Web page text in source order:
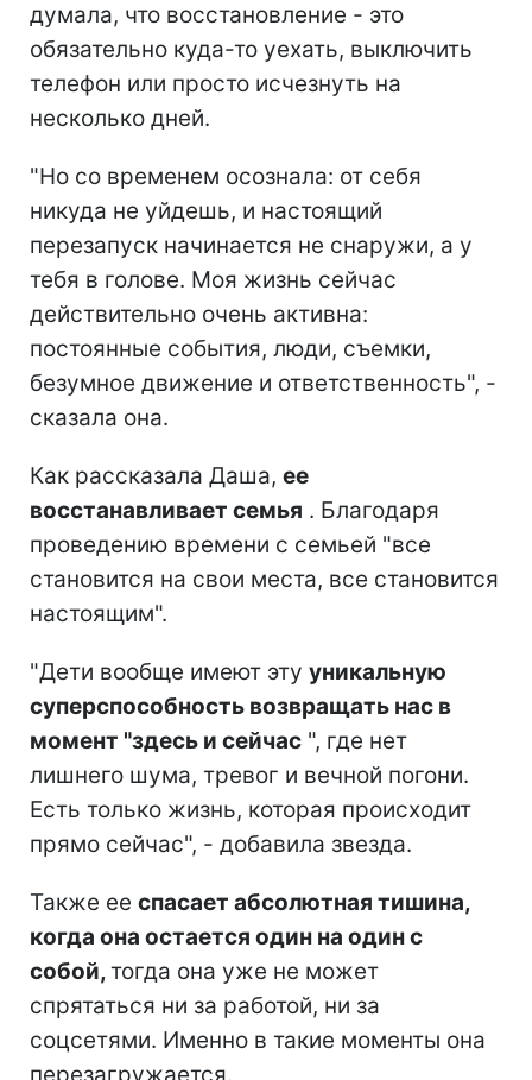
думала, что восстановление - это
обязательно куда-то уехать, выключить
телефон или просто исчезнуть на
несколько дней.
"Но со временем осознала: от себя
никуда не уйдешь, и настоящий
перезапуск начинается не снаружи, а у
тебя в голове. Моя жизнь сейчас
действительно очень активна:
постоянные события, люди, съемки,
безумное движение и ответственность", -
сказала она.
Как рассказала Даша, ее
восстанавливает семья . Благодаря
проведению времени с семьей "все
становится на свои места, все становится
настоящим".
"Дети вообще имеют эту уникальную
суперспособность возвращать нас в
момент "здесь и сейчас ", где нет
лишнего шума, тревог и вечной погони.
Есть только жизнь, которая происходит
прямо сейчас", - добавила звезда.
Также ее спасает абсолютная тишина,
когда она остается один на один с
собой,тогда она уже не может
спрятаться ни за работой, ни за
соцсетями. Именно в такие моменты она